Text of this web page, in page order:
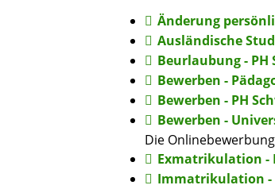
Änderung
Ausländische
Beurlaubung - PH
Bewerben -
Bewerben - PH
Bewerben -
Die
Exmatrikulation -
Immatrikulation -